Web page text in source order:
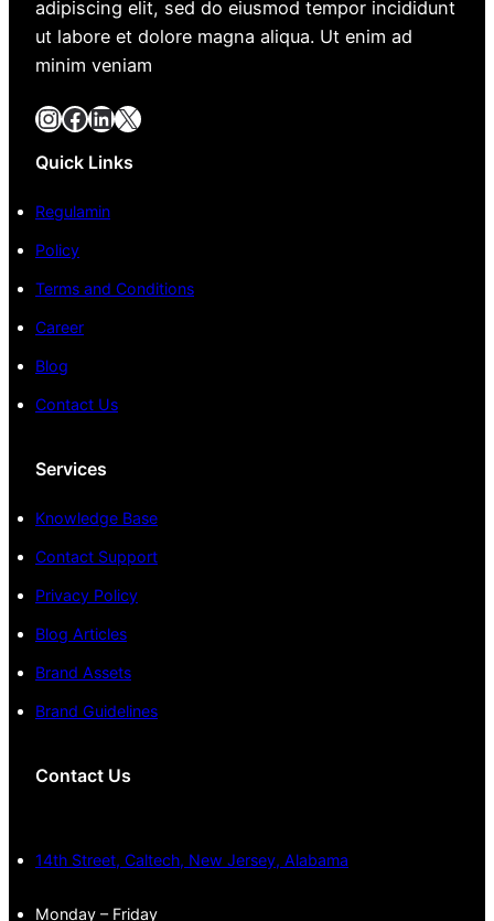
adipiscing elit, sed do eiusmod tempor incididunt
ut labore et dolore magna aliqua. Ut enim ad
minim veniam
InstagramFacebook LinkedIn X
Quick Links
Regulamin
Policy
Terms and Conditions
Career
Blog
Contact Us
Services
Knowledge Base
Contact Support
Privacy Policy
Blog Articles
Brand Assets
Brand Guidelines
Contact Us
14th Street, Caltech, New Jersey, Alabama
Monday – Friday